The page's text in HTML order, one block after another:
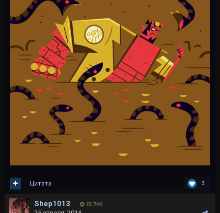
3
Цитата
Shep1013 15 744